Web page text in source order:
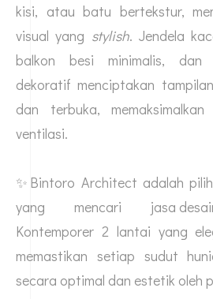
kisi, atau batu bertekstur,
visual yang stylish. Jendela
balkon besi minimalis, dan
dekoratif menciptakan
dan terbuka,
ventilasi.
✨Bintoro Architect adalah
yang mencari jasa
Kontemporer 2 lantai yang
memastikan setiap sudut
secara optimal dan estetik oleh